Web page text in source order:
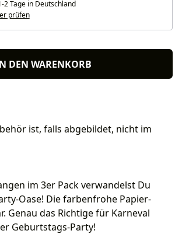
2 Tage in Deutschland
prüfen
DEN WARENKORB
ist, falls abgebildet, nicht im
im 3er Pack verwandelst Du
Oase! Die farbenfrohe Papier-
Genau das Richtige für Karneval
Geburtstags-Party!